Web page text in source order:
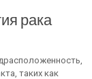
рака
таких как